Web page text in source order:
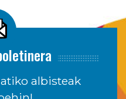
albisteak